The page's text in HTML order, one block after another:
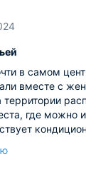
в самом
вместе с
территории
где можно